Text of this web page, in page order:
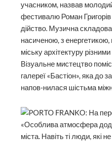
учасником, назвав
фестивалю Роман
дійство. Музична
насиченою, з енергетикою,
міську архітектуру
Візуальне мистецтво
галереї «Бастіон», яка
напов-нилася шістьма
«Особлива атмосфера
міста. Навіть ті люди, які